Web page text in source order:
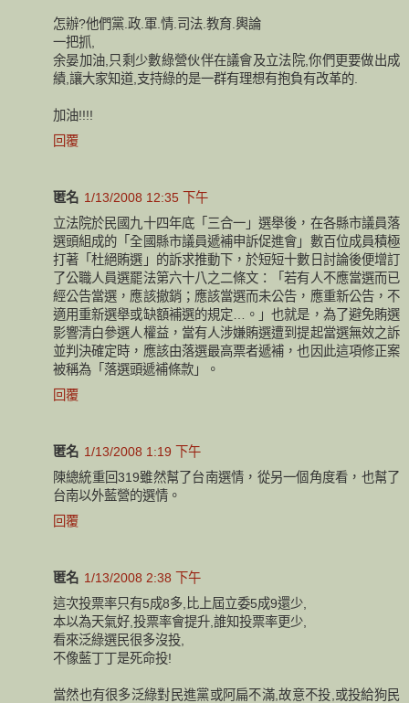
怎辦?他們黨.政.軍.情.司法.教育.輿論
一把抓,
余晏加油,只剩少數綠營伙伴在議會及立法院,你們更要做出成
績,讓大家知道,支持綠的是一群有理想有抱負有改革的.
加油!!!!
回覆
匿名 1/13/2008 12:35 下午
立法院於民國九十四年底「三合一」選舉後，在各縣市議員落
選頭組成的「全國縣市議員遞補申訴促進會」數百位成員積極
打著「杜絕賄選」的訴求推動下，於短短十數日討論後便增訂
了公職人員選罷法第六十八之二條文：「若有人不應當選而已
經公告當選，應該撤銷；應該當選而未公告，應重新公告，不
適用重新選舉或缺額補選的規定…。」也就是，為了避免賄選
影響清白參選人權益，當有人涉嫌賄選遭到提起當選無效之訴
並判決確定時，應該由落選最高票者遞補，也因此這項修正案
被稱為「落選頭遞補條款」。
回覆
匿名 1/13/2008 1:19 下午
陳總統重回319雖然幫了台南選情，從另一個角度看，也幫了
台南以外藍營的選情。
回覆
匿名 1/13/2008 2:38 下午
這次投票率只有5成8多,比上屆立委5成9還少,
本以為天氣好,投票率會提升,誰知投票率更少,
看來泛綠選民很多沒投,
不像藍丁丁是死命投!
當然也有很多泛綠對民進黨或阿扁不滿,故意不投,或投給狗民